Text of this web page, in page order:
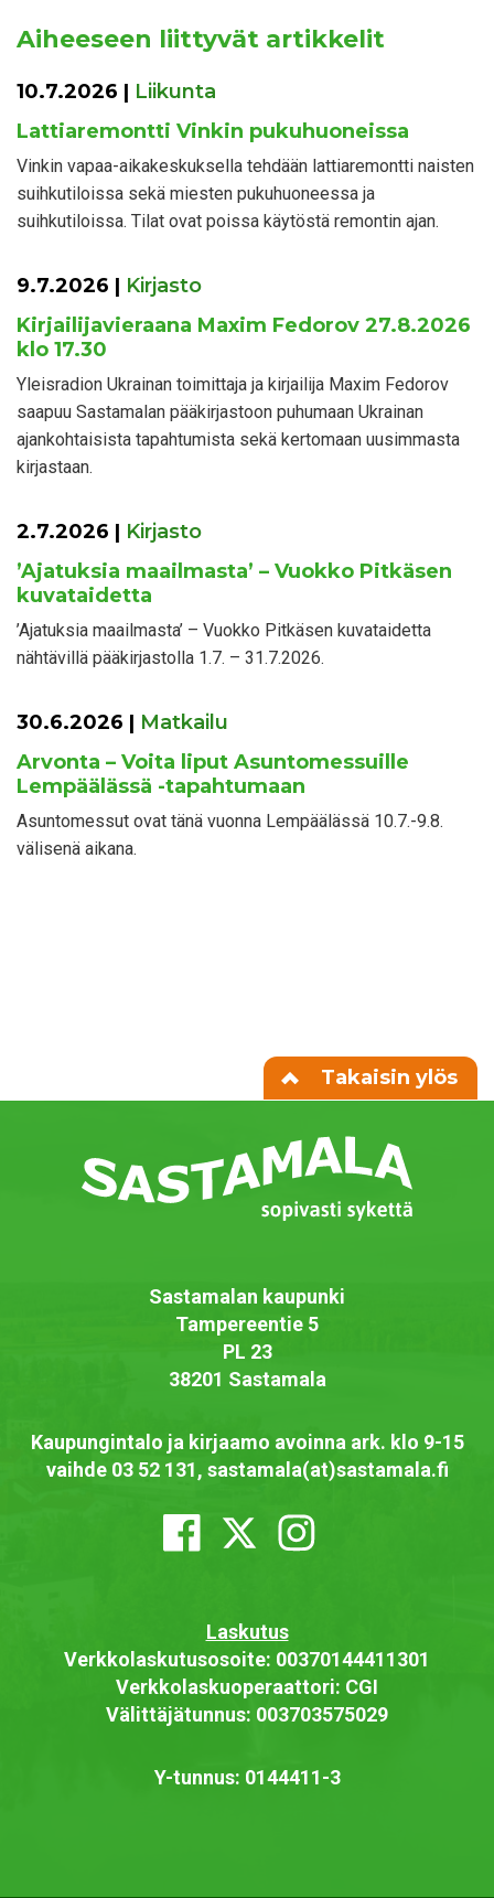
Aiheeseen liittyvät artikkelit
10.7.2026 | Liikunta
Lattiaremontti Vinkin pukuhuoneissa
Vinkin vapaa-aikakeskuksella tehdään lattiaremontti naisten
suihkutiloissa sekä miesten pukuhuoneessa ja
suihkutiloissa. Tilat ovat poissa käytöstä remontin ajan.
9.7.2026 | Kirjasto
Kirjailijavieraana Maxim Fedorov 27.8.2026
klo 17.30
Yleisradion Ukrainan toimittaja ja kirjailija Maxim Fedorov
saapuu Sastamalan pääkirjastoon puhumaan Ukrainan
ajankohtaisista tapahtumista sekä kertomaan uusimmasta
kirjastaan.
2.7.2026 | Kirjasto
’Ajatuksia maailmasta’ – Vuokko Pitkäsen
kuvataidetta
’Ajatuksia maailmasta’ – Vuokko Pitkäsen kuvataidetta
nähtävillä pääkirjastolla 1.7. – 31.7.2026.
30.6.2026 | Matkailu
Arvonta – Voita liput Asuntomessuille
Lempäälässä -tapahtumaan
Asuntomessut ovat tänä vuonna Lempäälässä 10.7.-9.8.
välisenä aikana.
Takaisin ylös
Sastamalan kaupunki
Tampereentie 5
PL 23
38201 Sastamala
Kaupungintalo ja kirjaamo avoinna ark. klo 9-15
vaihde 03 52 131, sastamala(at)sastamala.fi
Laskutus
Verkkolaskutusosoite: 00370144411301
Verkkolaskuoperaattori: CGI
Välittäjätunnus: 003703575029
Y-tunnus: 0144411-3